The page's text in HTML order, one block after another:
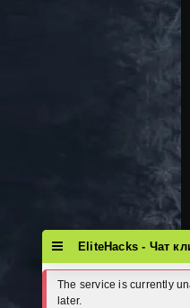
EliteHacks - Чат
The service is currently
later.